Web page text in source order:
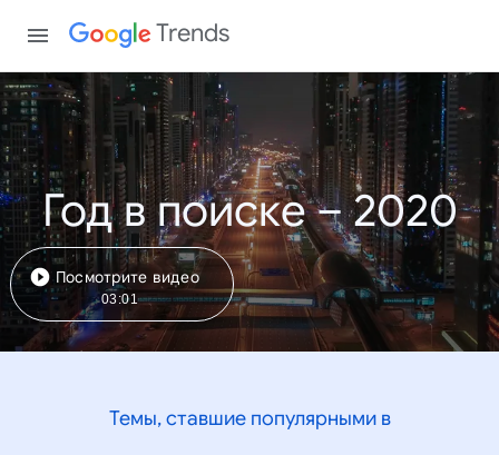
Trends
Год в поиске – 2020
Посмотрите видео
03:01
Темы, ставшие популярными в